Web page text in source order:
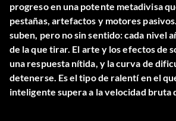
progreso en una potente metadivisa
pestañas, artefactos y motores
suben, pero no sin sentido: cada nivel
de la que tirar. El arte y los efectos de
una respuesta nítida, y la curva de
detenerse. Es el tipo de ralentí en el
inteligente supera a la velocidad bruta